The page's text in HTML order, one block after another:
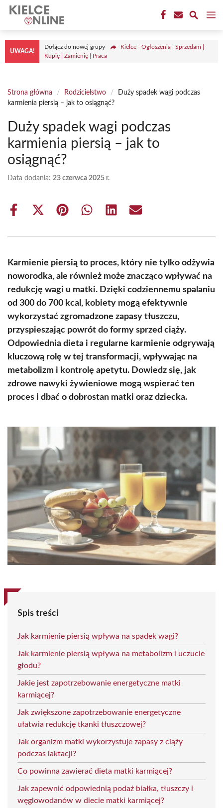
Przejdź
treści
UWAGA!
Dołącz do nowej grupy
Kielce - Ogłoszenia | Sprzedam |
Kupię | Zamienię | Praca
Strona główna / Rodzicielstwo /
Duży spadek wagi podczas
karmienia piersią – jak to osiągnąć?
Duży spadek wagi podczas
karmienia piersią – jak to
osiągnąć?
Data dodania: 23 czerwca 2025 r.
Share
Share
(Twitter)
Share Share Share Share
Karmienie piersią to proces, który nie tylko odżywia
noworodka, ale również może znacząco wpływać na
redukcję wagi u matki. Dzięki codziennemu spalaniu
od 300 do 700 kcal, kobiety mogą efektywnie
wykorzystać zgromadzone zapasy tłuszczu,
przyspieszając powrót do formy sprzed ciąży.
Odpowiednia dieta i regularne karmienie odgrywają
kluczową rolę w tej transformacji, wpływając na
metabolizm i kontrolę apetytu. Dowiedz się, jak
zdrowe nawyki żywieniowe mogą wspierać ten
proces i dbać o dobrostan matki oraz dziecka.
Spis treści
Jak karmienie piersią wpływa na spadek wagi?
Jak karmienie piersią wpływa na metabolizm i uczucie
głodu?
Jakie jest zapotrzebowanie energetyczne matki
karmiącej?
Jak zwiększone zapotrzebowanie energetyczne
ułatwia redukcję tkanki tłuszczowej?
Jak organizm matki wykorzystuje zapasy z ciąży
podczas laktacji?
Co powinna zawierać dieta matki karmiącej?
Jak zapewnić odpowiednią podaż białka, tłuszczy i
węglowodanów w diecie matki karmiącej?